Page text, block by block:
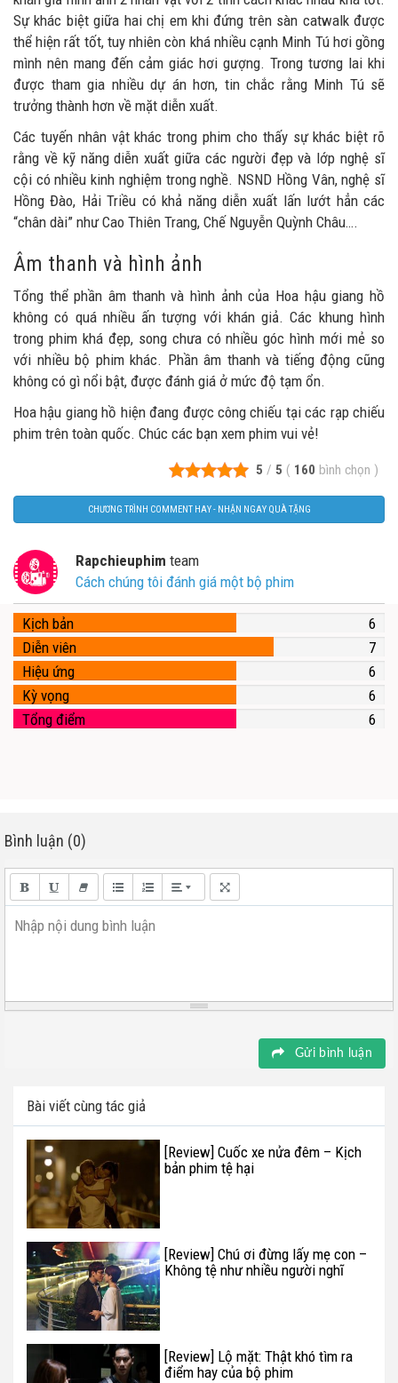
Sự khác biệt giữa hai chị em khi đứng trên sàn catwalk được
thể hiện rất tốt, tuy nhiên còn khá nhiều cạnh Minh Tú hơi gồng
mình nên mang đến cảm giác hơi gượng. Trong tương lai khi
được tham gia nhiều dự án hơn, tin chắc rằng Minh Tú sẽ
trưởng thành hơn về mặt diễn xuất.
Các tuyến nhân vật khác trong phim cho thấy sự khác biệt rõ
rằng về kỹ năng diễn xuất giữa các người đẹp và lớp nghệ sĩ
cội có nhiều kinh nghiệm trong nghề. NSND Hồng Vân, nghệ sĩ
Hồng Đào, Hải Triều có khả năng diễn xuất lấn lướt hẳn các
“chân dài” như Cao Thiên Trang, Chế Nguyễn Quỳnh Châu….
Âm thanh và hình ảnh
Tổng thể phần âm thanh và hình ảnh của Hoa hậu giang hồ
không có quá nhiều ấn tượng với khán giả. Các khung hình
trong phim khá đẹp, song chưa có nhiều góc hình mới mẻ so
với nhiều bộ phim khác. Phần âm thanh và tiếng động cũng
không có gì nổi bật, được đánh giá ở mức độ tạm ổn.
Hoa hậu giang hồ hiện đang được công chiếu tại các rạp chiếu
phim trên toàn quốc. Chúc các bạn xem phim vui vẻ!
5 / 5 ( 160 bình chọn )
CHƯƠNG TRÌNH COMMENT HAY - NHẬN NGAY QUÀ TẶNG
Rapchieuphim team
Cách chúng tôi đánh giá một bộ phim
Kịch bản
6
Diễn viên
7
Hiệu ứng
6
Kỳ vọng
6
Tổng điểm
6
Bình luận (0)
Nhập nội dung bình luận
Gửi bình luận
Bài viết cùng tác giả
[Review] Cuốc xe nửa đêm – Kịch
bản phim tệ hại
[Review] Chú ơi đừng lấy mẹ con –
Không tệ như nhiều người nghĩ
[Review] Lộ mặt: Thật khó tìm ra
điểm hay của bộ phim